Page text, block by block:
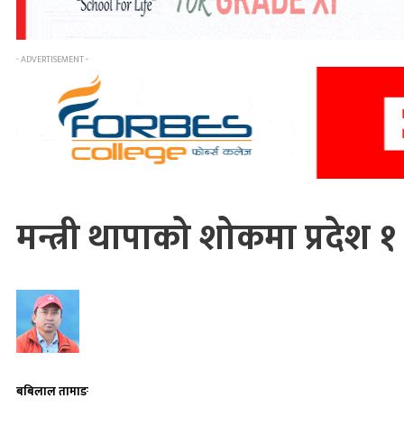
- ADVERTISEMENT -
मन्त्री थापाको शोकमा प्रदेश
बबिलाल तामाङ